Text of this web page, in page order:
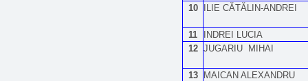
10 ILIE CĂTĂLIN-ANDREI
11
INDREI LUCIA
12 JUGARIU MIHAI
13
MAICAN ALEXANDRU